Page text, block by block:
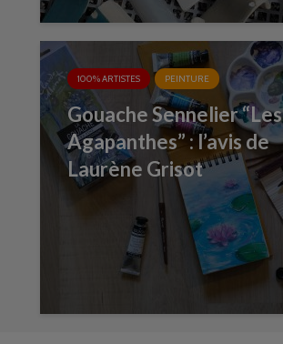
100% ARTISTES PEINTURE
Gouache Sennelier “Les
Agapanthes” : l’avis de
Laurène Grisot